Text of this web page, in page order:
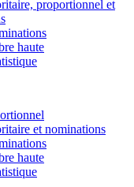
proportionnel et
haute
et nominations
haute